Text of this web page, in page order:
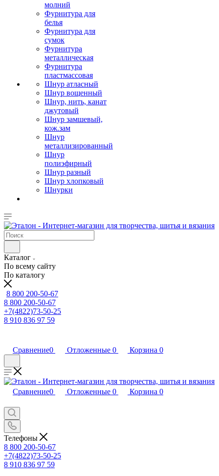
молний
Фурнитура для
белья
Фурнитура для
сумок
Фурнитура
металлическая
Фурнитура
пластмассовая
Шнур атласный
Шнур вощенный
Шнур, нить, канат
джутовый
Шнур замшевый,
кож.зам
Шнур
металлизированный
Шнур
полиэфирный
Шнур разный
Шнур хлопковый
Шнурки
Каталог
По всему сайту
По каталогу
8 800 200-50-67
8 800 200-50-67
+7(4822)73-50-25
8 910 836 97 59
Сравнение0 Отложенные 0 Корзина 0
Сравнение0 Отложенные 0 Корзина 0
Телефоны
8 800 200-50-67
+7(4822)73-50-25
8 910 836 97 59